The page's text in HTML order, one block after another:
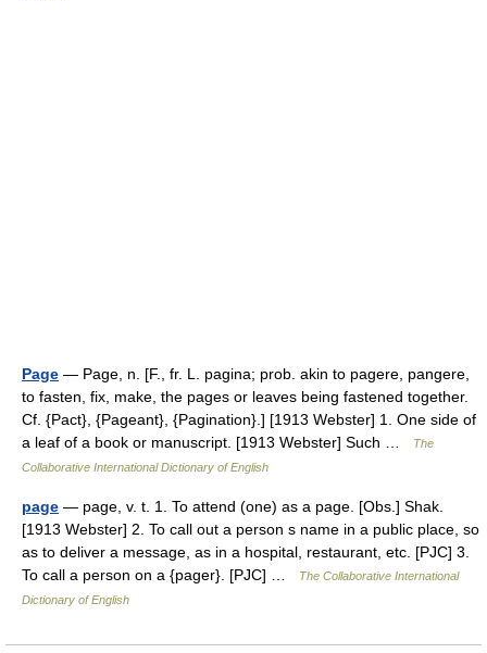
Page — Page, n. [F., fr. L. pagina; prob. akin to pagere, pangere,
to fasten, fix, make, the pages or leaves being fastened together.
Cf. {Pact}, {Pageant}, {Pagination}.] [1913 Webster] 1. One side of
a leaf of a book or manuscript. [1913 Webster] Such …
The
Collaborative International Dictionary of English
page — page, v. t. 1. To attend (one) as a page. [Obs.] Shak.
[1913 Webster] 2. To call out a person s name in a public place, so
as to deliver a message, as in a hospital, restaurant, etc. [PJC] 3.
To call a person on a {pager}. [PJC] …
The Collaborative International
Dictionary of English